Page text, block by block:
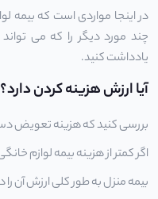
در اینجا مواردی است که بیمه
چند مورد دیگر را که می تواند
یادداشت کنید.
آیا ارزش هزینه کردن دارد؟
بررسی کنید که هزینه تعویض
اگر کمتر از هزینهبیمه لوازم
بیمه منزل به طور کلی ارزش آن